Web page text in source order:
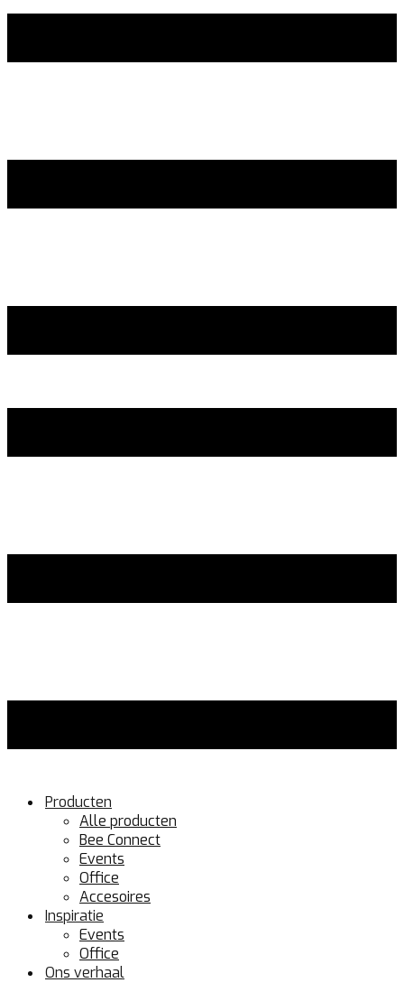
Producten
Alle producten
Bee Connect
Events
Office
Accesoires
Inspiratie
Events
Office
Ons verhaal